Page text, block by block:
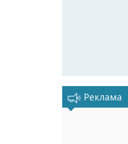
Реклама